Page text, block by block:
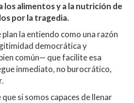
los alimentos y a la nutrición de
por la tragedia.
plan la entiendo como una razón
democrática y
común— que facilite esa
inmediato, no burocrático,
si somos capaces de llenar